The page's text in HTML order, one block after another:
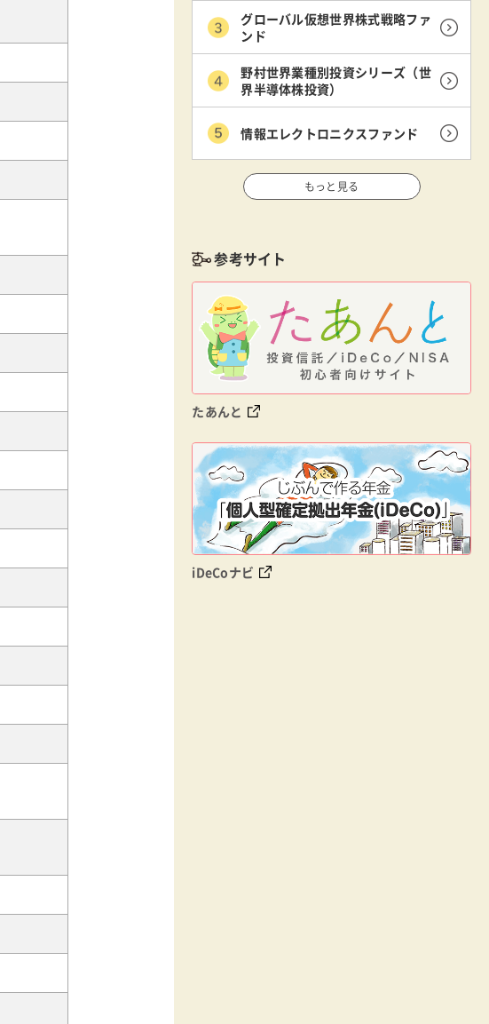
グローバル仮想世界株式戦略ファ
ンド
野村世界業種別投資シリーズ（世
界半導体株投資）
情報エレクトロニクスファンド
もっと見る
参考サイト
たあんと
iDeCoナビ